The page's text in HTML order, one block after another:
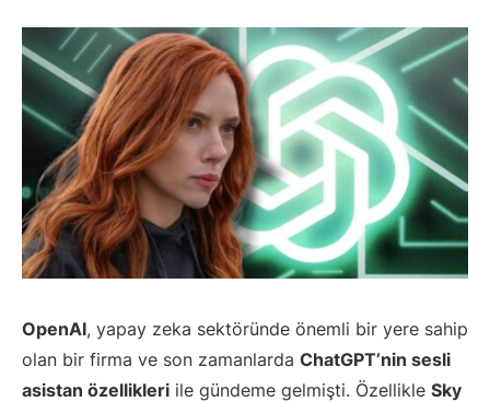
OpenAI, yapay zeka sektöründe önemli bir yere sahip
olan bir firma ve son zamanlarda ChatGPT’nin sesli
asistan özellikleri ile gündeme gelmişti. Özellikle Sky